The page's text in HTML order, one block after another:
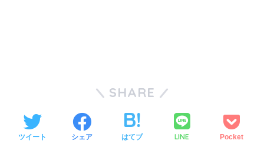
SHARE
ツイート シェア はてブ LINE Pocket